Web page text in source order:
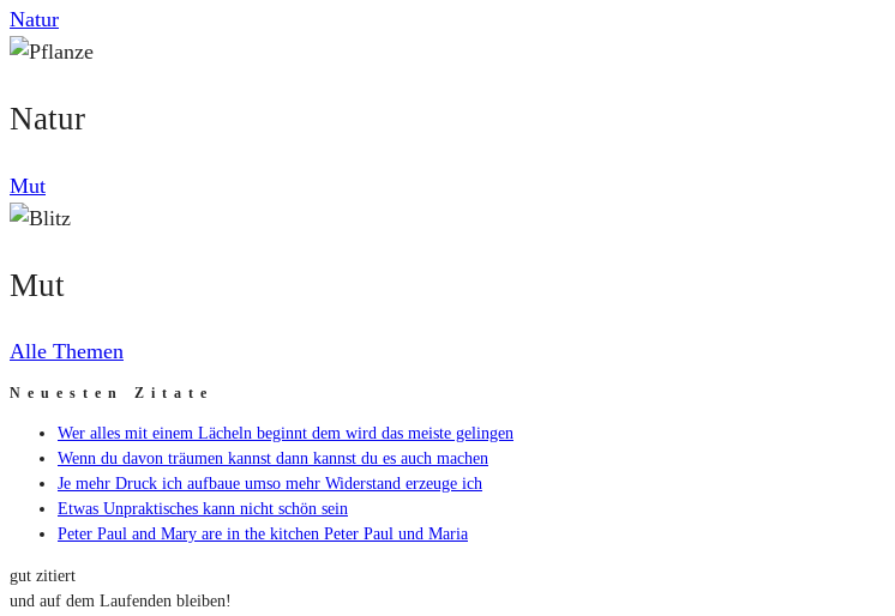
Natur
Natur
Mut
Mut
Alle Themen
Neuesten Zitate
Wer alles mit einem Lächeln beginnt dem wird das meiste gelingen
Wenn du davon träumen kannst dann kannst du es auch machen
Je mehr Druck ich aufbaue umso mehr Widerstand erzeuge ich
Etwas Unpraktisches kann nicht schön sein
Peter Paul and Mary are in the kitchen Peter Paul und Maria
gut zitiert
und auf dem Laufenden bleiben!